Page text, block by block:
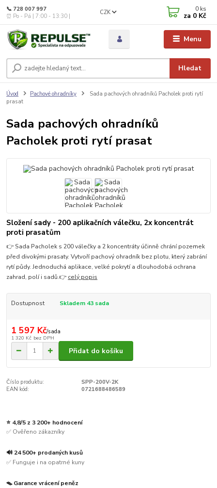
Menu
CZK
Hledat
📞 728 007 997
⏰ Po - Pá | 7:00 - 13:30 |
0 ks
za 0 Kč
Úvod Pachové ohradníky
Sada pachových ohradníků Pacholek proti rytí
prasat
Sada pachových ohradníků
Pacholek proti rytí prasat
Složení sady - 200 aplikačních válečku, 2x koncentrát
proti prasatům
👉 Sada Pacholek s 200 válečky a 2 koncentráty účinně chrání pozemek
před divokými prasaty. Vytvoří pachový ohradník bez plotu, který zabrání
rytí půdy. Jednoduchá aplikace, velké pokrytí a dlouhodobá ochrana
zahrad, polí i sadů.👉 celý popis
Dostupnost Skladem 43 sada
1 597 Kč/sada
1 320 Kč bez DPH
Přidat do košíku
Číslo produktu:
SPP-200V-2K
EAN kód:
0721688486589
⭐ 4,8/5 z 3 200+ hodnocení
✅ Ověřeno zákazníky
🔊 24 500+ prodaných kusů
✅ Funguje i na opatrné kuny
🪤 Garance vrácení peněz